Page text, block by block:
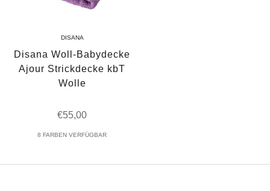
DISANA
Disana Woll-Babydecke
Ajour Strickdecke kbT
Wolle
Angebot
€55,00
8 FARBEN VERFÜGBAR